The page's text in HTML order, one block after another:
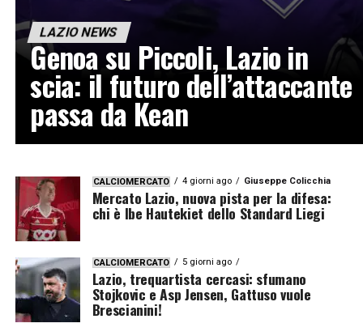
LAZIO NEWS
Genoa su Piccoli, Lazio in
scia: il futuro dell’attaccante
passa da Kean
CALCIOMERCATO 4 giorni ago Giuseppe Colicchia
Mercato Lazio, nuova pista per la difesa:
chi è Ibe Hautekiet dello Standard Liegi
CALCIOMERCATO 5 giorni ago
Lazio, trequartista cercasi: sfumano
Stojkovic e Asp Jensen, Gattuso vuole
Brescianini!